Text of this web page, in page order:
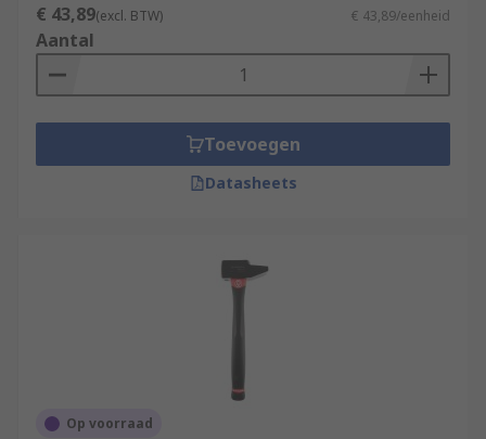
€ 43,89(excl. BTW) € 43,89/eenheid
Aantal
Toevoegen
Datasheets
Op voorraad